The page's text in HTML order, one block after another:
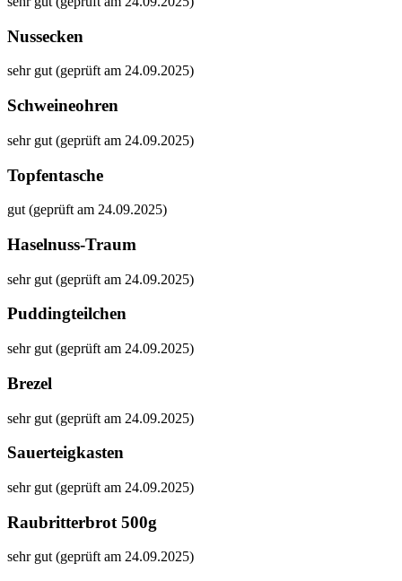
Nussecken
sehr gut (geprüft am 24.09.2025)
Schweineohren
sehr gut (geprüft am 24.09.2025)
Topfentasche
gut (geprüft am 24.09.2025)
Haselnuss-Traum
sehr gut (geprüft am 24.09.2025)
Puddingteilchen
sehr gut (geprüft am 24.09.2025)
Brezel
sehr gut (geprüft am 24.09.2025)
Sauerteigkasten
sehr gut (geprüft am 24.09.2025)
Raubritterbrot 500g
sehr gut (geprüft am 24.09.2025)